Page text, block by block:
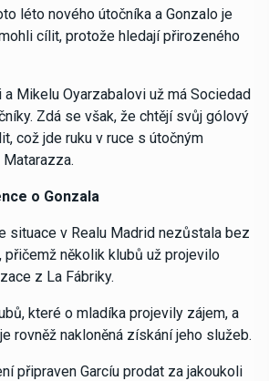
léto nového útočníka a Gonzalo je
cílit, protože hledají přirozeného
Mikelu Oyarzabalovi už má Sociedad
Zdá se však, že chtějí svůj gólový
což jde ruku v ruce s útočným
o Gonzala
situace v Realu Madrid nezůstala bez
přičemž několik klubů už projevilo
z La Fábriky.
které o mladíka projevily zájem, a
rovněž nakloněná získání jeho služeb.
připraven Garcíu prodat za jakoukoli